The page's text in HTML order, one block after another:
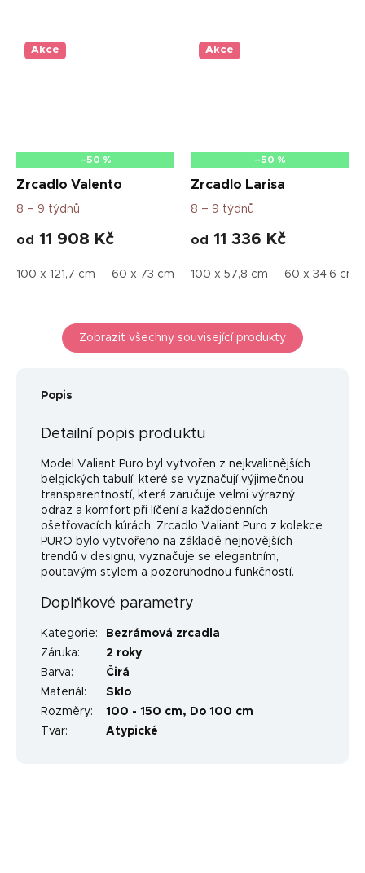
Akce
–50 %
Zrcadlo Valento
8 – 9 týdnů
od 11 908 Kč
100 x 121,7 cm 60 x 73 cm 80 x 97,3 cm
Akce
–50 %
Zrcadlo Larisa
8 – 9 týdnů
od 11 336 Kč
100 x 57,8 cm 60 x 34,6 cm
Zobrazit všechny související produkty
Popis
Detailní popis produktu
Model Valiant Puro byl vytvořen z nejkvalitnějších
belgických tabulí, které se vyznačují výjimečnou
transparentností, která zaručuje velmi výrazný
odraz a komfort při líčení a každodenních
ošetřovacích kúrách. Zrcadlo Valiant Puro z kolekce
PURO bylo vytvořeno na základě nejnovějších
trendů v designu, vyznačuje se elegantním,
poutavým stylem a pozoruhodnou funkčností.
Doplňkové parametry
Kategorie:
Bezrámová zrcadla
Záruka:
2 roky
Barva:
Čirá
Materiál :
Sklo
Rozměry:
100 - 150 cm, Do 100 cm
Tvar: Atypické